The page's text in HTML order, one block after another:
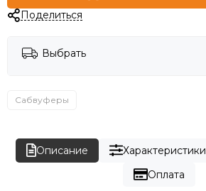
Поделиться
Выбрать
Сабвуферы
Описание Характеристики
Оплата